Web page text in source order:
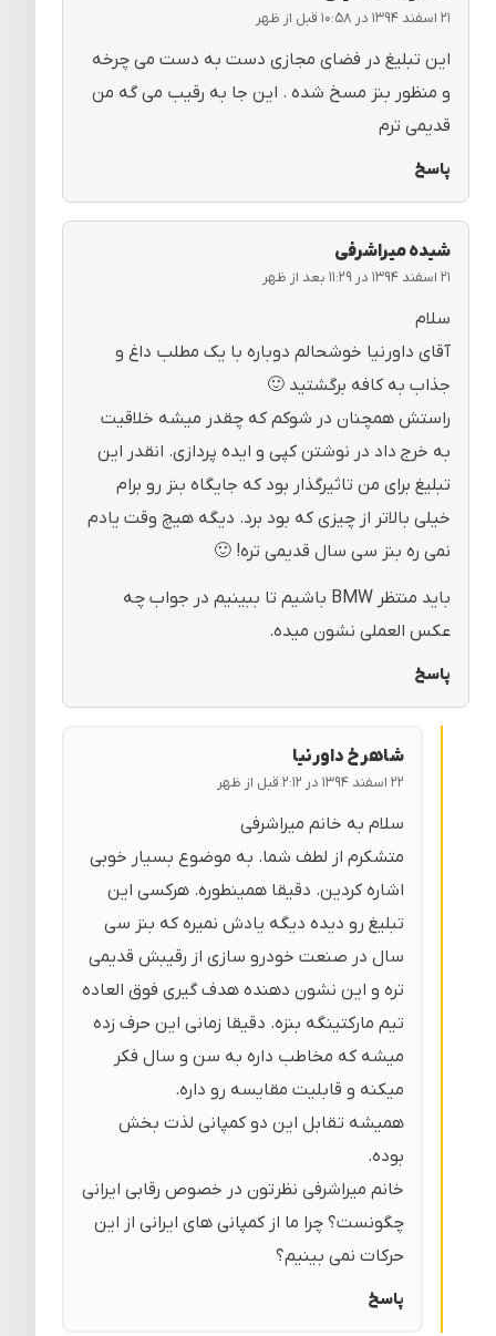
۲۱ اسفند ۱۳۹۴ در ۱۰:۵۸ قبل از ظهر
این تبلیغ در فضای مجازی دست به دست می چرخه
و منظور بنز مسخ شده . این جا به رقیب می گه من
قدیمی ترم
پاسخ
شیده میراشرفی
۲۱ اسفند ۱۳۹۴ در ۱۱:۲۹ بعد از ظهر
سلام
آقای داورنیا خوشحالم دوباره با یک مطلب داغ و
جذاب به کافه برگشتید 🙂
راستش همچنان در شوکم که چقدر میشه خلاقیت
به خرج داد در نوشتن کپی و ایده پردازی. انقدر این
تبلیغ برای من تاثیرگذار بود که جایگاه بنز رو برام
خیلی بالاتر از چیزی که بود برد. دیگه هیچ وقت یادم
نمی ره بنز سی سال قدیمی تره! 🙂
باید منتظر BMW باشیم تا ببینیم در جواب چه
عکس العملی نشون میده.
پاسخ
شاهرخ داورنیا
۲۲ اسفند ۱۳۹۴ در ۲:۱۲ قبل از ظهر
سلام به خانم میراشرفی
متشکرم از لطف شما. به موضوع بسیار خوبی
اشاره کردین. دقیقا همینطوره. هرکسی این
تبلیغ رو دیده دیگه یادش نمیره که بنز سی
سال در صنعت خودرو سازی از رقیبش قدیمی
تره و این نشون دهنده هدف گیری فوق العاده
تیم مارکتینگه بنزه. دقیقا زمانی این حرف زده
میشه که مخاطب داره به سن و سال فکر
میکنه و قابلیت مقایسه رو داره.
همیشه تقابل این دو کمپانی لذت بخش
بوده.
خانم میراشرفی نظرتون در خصوص رقابی ایرانی
چگونست؟ چرا ما از کمپانی های ایرانی از این
حرکات نمی بینیم؟
پاسخ